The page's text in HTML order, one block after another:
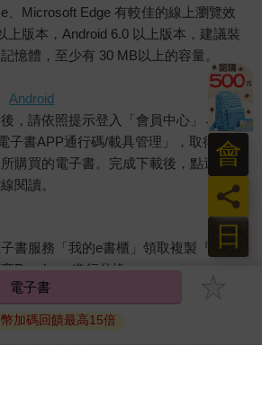
、Microsoft Edge 有較佳的線上瀏覽效
上版本，Android 6.0 以上版本，建議裝
憶體，至少有 30 MB以上的容量。
Android
，請依照提示登入「會員中心」→「我
書APP通行碼/載具管理」，取得通行
購買的電子書。完成下載後，點選任一
閱讀。
書服務「我的e書櫃」領取複製『兌換
Readmoo進行兌換。
石堂所購買的電子書僅能以金石堂專屬
，無法以其他閱讀器或直接下載檔案。
日
員
會